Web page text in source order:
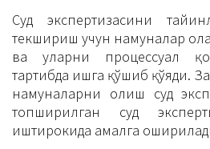
Суд экспертизасини
текшириш учун намуналар
ва уларни процессуал
тартибда ишга қўшиб қўяди.
намуналарни олиш суд
топширилган суд
иштирокида амалга